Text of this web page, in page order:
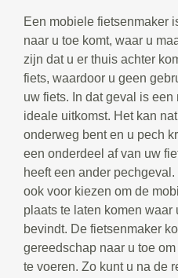
Een mobiele fietsenmaker
naar u toe komt, waar u
zijn dat u er thuis achter
fiets, waardoor u geen
uw fiets. In dat geval is
ideale uitkomst. Het kan
onderweg bent en u pech
een onderdeel af van uw
heeft een ander
ook voor kiezen om de
plaats te laten komen waar
bevindt. De fietsenmaker
gereedschap naar u toe
te voeren. Zo kunt u na de